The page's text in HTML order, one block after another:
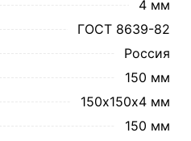
4 мм
ГОСТ 8639-82
Россия
150 мм
150х150х4 мм
150 мм